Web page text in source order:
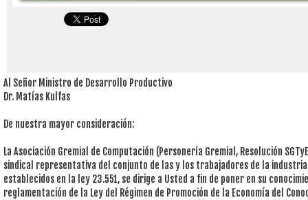
Al Señor Ministro de Desarrollo Productivo
Dr. Matías Kulfas
De nuestra mayor consideración:
La Asociación Gremial de Computación (Personería Gremial, Resolución
sindical representativa del conjunto de las y los trabajadores de la
establecidos en la ley 23.551, se dirige a Usted a fin de poner en su
reglamentación de la Ley del Régimen de Promoción de la Economía del